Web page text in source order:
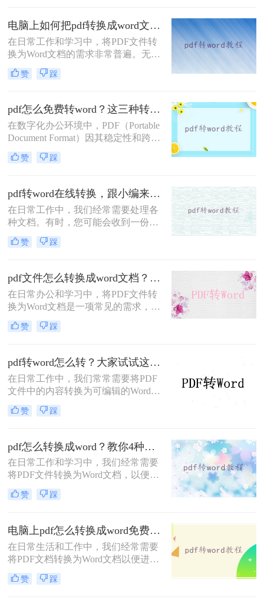
何转换成word呢？本文将介绍三种将
PDF转换成Word的方法。
电脑上如何把pdf转换成word文档？教你四种常用转换方法！
在日常工作和学习中，将PDF文件转
换为Word文档的需求非常普遍。无论
是为了编辑文本，还是为了重新排
版，将PDF转换为Word都能带来很大
word文档呢？本文将详细介绍四种在
电脑上将PDF转换为Word的方法。
赞 踩
pdf怎么免费转word？这三种转换方法很简单！
在数字化办公环境中，PDF（Portable
Document Format）因其稳定性和跨平
台兼容性而广泛应用。然而，当需要
编辑或修改PDF内容时，将其转换为
么pdf怎么免费转word呢？本文将介绍
三种免费的PDF转Word方法。
赞 踩
pdf转word在线转换，跟小编来学习吧
在日常工作中，我们经常需要处理各
种文档。有时，您可能会收到一份
PDF格式的文件，但为了进一步编辑
或修改，您需要将其转换为Word格
展，现在有许多在线工具可以轻松实
现PDF到Word的转换，无需安装任何
软件。本文将向您介绍如何使用这些
在线服务来完成转换，并提供一些选
择在线转换工具时应考虑的因素。
赞 踩
pdf文件怎么转换成word文档？这4个好用的方法千万别错过！
在日常办公和学习中，将PDF文件转
换为Word文档是一项常见的需求，以
便进行编辑、修改或格式调整。虽然
PDF格式因其跨平台兼容性和内容稳
内容时，Word文档提供了更大的灵活
性和便利性。那么pdf文件怎么转换成
word文档呢？本文将介绍四种将PDF
文件转换为Word文档的实用方法，帮
助您轻松应对这一需求。
赞 踩
pdf转word怎么转？大家试试这三种转换方法！
在日常工作中，我们常常需要将PDF
文件中的内容转换为可编辑的Word文
档，以便于修改或重新排版。幸运的
是，随着技术的发展，现在有多种方
那么pdf转word怎么转呢？本文将介绍
三种常见的PDF转Word的方法，包括
在线转换工具、使用Microsoft Office
以及专业软件转换。
赞 踩
pdf怎么转换成word？教你4种实用转换方法！
在日常工作和学习中，我们经常需要
将PDF文件转换为Word文档，以便进
行编辑、修改或格式调整。
PDF（Portable Document Format）因
欢迎，但Word文档则提供了更灵活的
编辑功能。那么pdf怎么转换成word
呢？本文将详细介绍几种将PDF转换
成Word的高效方法，帮助用户轻松应
对这一需求。
赞 踩
电脑上pdf怎么转换成word免费？分享3种方法简单易学！
在日常生活和工作中，我们经常需要
将PDF文档转换为Word文档以便进行
编辑、修改或格式调整。尽管市面上
有许多专业的转换软件，但也有一些
赞 踩